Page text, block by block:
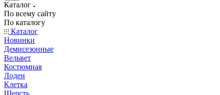
Каталог
По всему сайту
По каталогу
Каталог
Новинки
Демисезонные
Вельвет
Костюмная
Лоден
Клетка
Шерсть